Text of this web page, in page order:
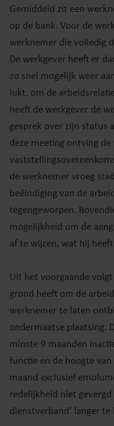
Gemiddeld zit een
op de bank. Voor de
werknemer die volledig
De werkgever heeft er
zo snel mogelijk weer
lukt, om de
heeft de werkgever de
gesprek over zijn status
deze meeting ontving
de werknemer vroeg
beëindiging van de
tegengeworpen.
mogelijkheid om de
af te wijzen, wat hij heeft
Uit het voorgaande
grond heeft om de
werknemer te laten
ondermaatse plaatsing.
minste 9 maanden
functie en de hoogte
maand exclusief
redelijkheid niet
dienstverband‘ langer